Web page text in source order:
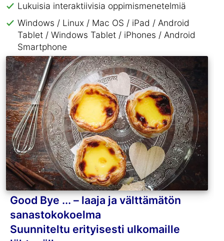
Lukuisia interaktiivisia oppimismenetelmiä
Windows / Linux / Mac OS / iPad / Android
Tablet / Windows Tablet / iPhones / Android
Smartphone
Good Bye ... – laaja ja välttämätön
sanastokokoelma
Suunniteltu erityisesti ulkomaille